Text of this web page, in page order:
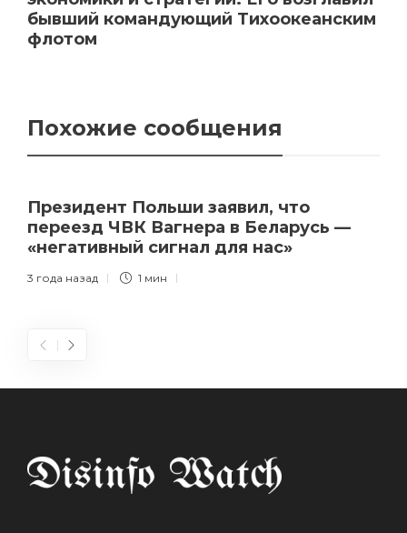
бывший командующий Тихоокеанским
флотом
Похожие сообщения
Президент Польши заявил, что
переезд ЧВК Вагнера в Беларусь —
«негативный сигнал для нас»
3 года назад 1 мин